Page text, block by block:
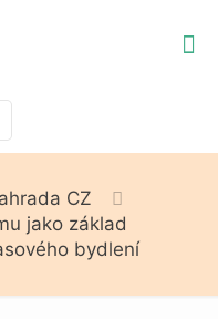
CZ
jako základ
bydlení